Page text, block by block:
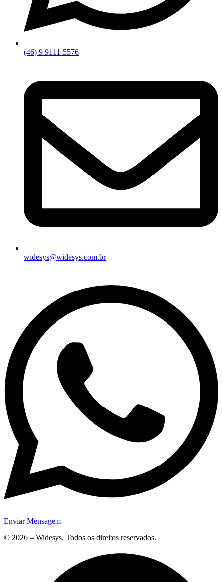
(46) 9 9111-5576
widesys@widesys.com.br
Enviar Mensagem
© 2026 – Widesys. Todos os direitos reservados.